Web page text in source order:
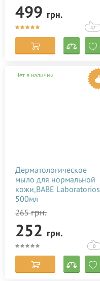
499 грн.
47
Нет в наличии
Дерматологическое
мыло для нормальной
кожи,BABE Laboratorios
500мл
265грн.
252 грн.
0